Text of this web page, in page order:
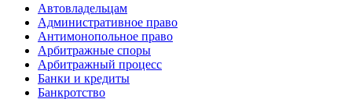
Автовладельцам
Административное право
Антимонопольное право
Арбитражные споры
Арбитражный процесс
Банки и кредиты
Банкротство